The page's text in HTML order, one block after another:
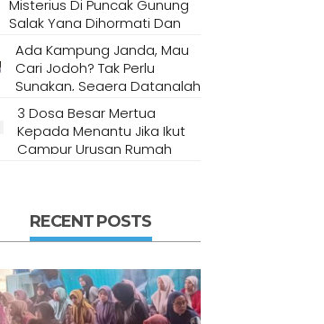
Misterius Di Puncak Gunung
Salak Yang Dihormati Dan
Dianggap Tempat Suci Oleh
Masyarakat Setempat
Ada Kampung Janda, Mau
Cari Jodoh? Tak Perlu
Sungkan, Segera Datanglah
Ke Desa Ini
3 Dosa Besar Mertua
Kepada Menantu Jika Ikut
Campur Urusan Rumah
RECENT POSTS